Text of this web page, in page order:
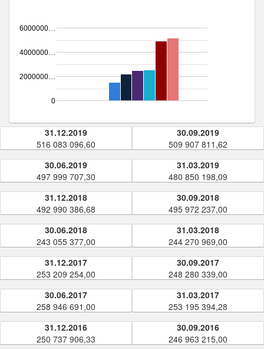
0
2000000…
4000000…
6000000…
31.12.2019
516 083 096,60
30.09.2019
509 907 811,62
30.06.2019
497 999 707,30
31.03.2019
480 850 198,09
31.12.2018
492 990 386,68
30.09.2018
495 972 237,00
30.06.2018
243 055 377,00
31.03.2018
244 270 969,00
31.12.2017
253 209 254,00
30.09.2017
248 280 339,00
30.06.2017
258 946 691,00
31.03.2017
253 195 394,28
31.12.2016
250 737 906,33
30.09.2016
246 963 215,00